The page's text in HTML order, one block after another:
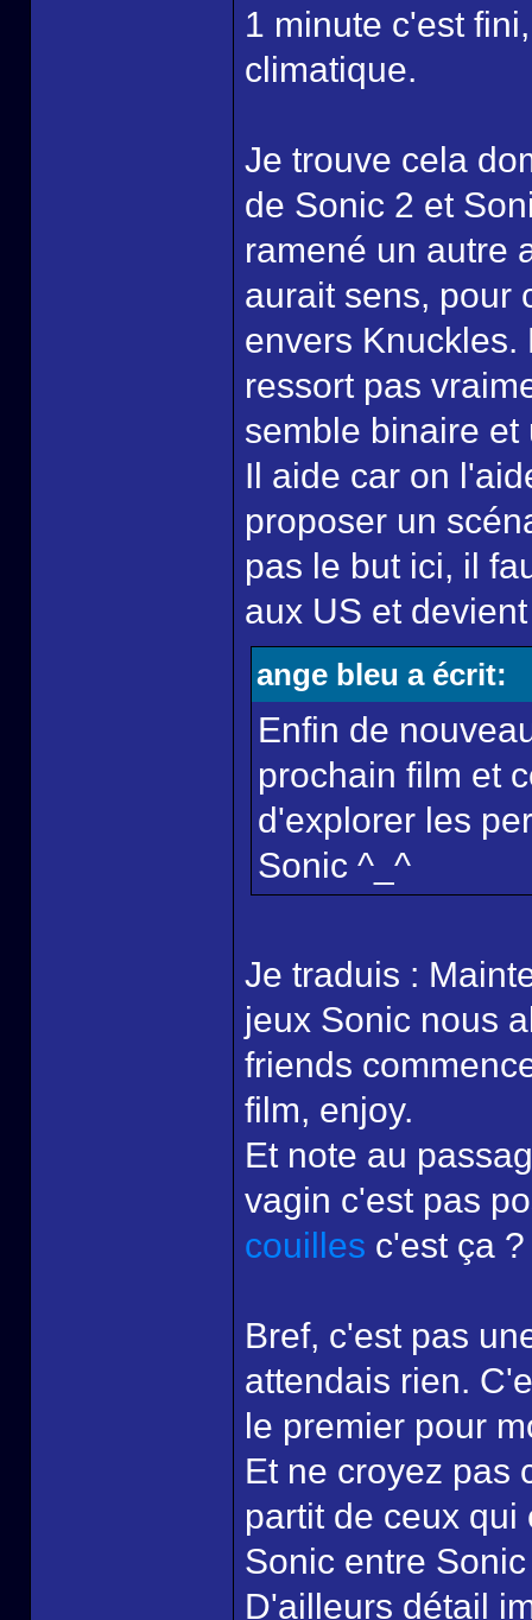
1 minute c'est
climatique.
Je trouve cela
de Sonic 2 et
ramené un autre
aurait sens, pour
envers
ressort pas
semble binaire
Il aide car on
proposer un
pas le but ici, il
aux US et
ange bleu a écrit:
Enfin de
prochain film et
d'explorer les
Sonic ^_^
Je traduis :
jeux Sonic nous
friends
film, enjoy.
Et note au
vagin c'est pas
couilles c'est ça ?
Bref, c'est pas
attendais rien.
le premier pour
Et ne croyez pas
partit de ceux
Sonic entre
D'ailleurs détail